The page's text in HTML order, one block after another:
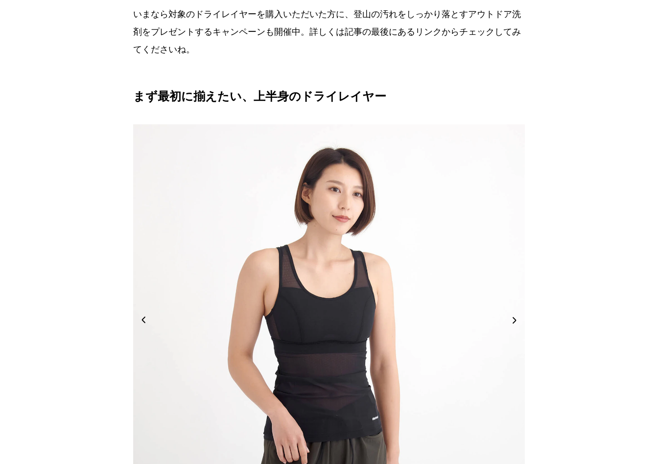
いまなら対象のドライレイヤーを購入いただいた方に、登山の汚れをしっかり落とすアウトドア洗
剤をプレゼントするキャンペーンも開催中。詳しくは記事の最後にあるリンクからチェックしてみ
てくださいね。
まず最初に揃えたい、上半身のドライレイヤー